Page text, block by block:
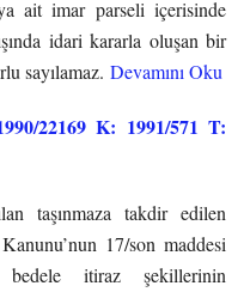
ait imar parseli içerisinde
idari kararla oluşan bir
sayılamaz. Devamını Oku
22169 K: 1991/571 T:
taşınmaza takdir edilen
17/son maddesi
itiraz şekillerinin